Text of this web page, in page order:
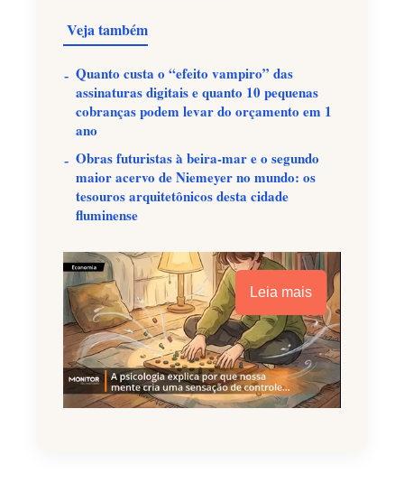
Veja também
Quanto custa o “efeito vampiro” das
assinaturas digitais e quanto 10 pequenas
cobranças podem levar do orçamento em 1
ano
Obras futuristas à beira-mar e o segundo
maior acervo de Niemeyer no mundo: os
tesouros arquitetônicos desta cidade
fluminense
Leia mais